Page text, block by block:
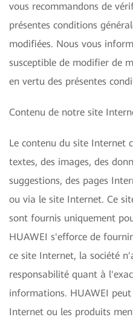
vous recommandons de
présentes conditions
modifiées. Nous vous
susceptible de modifier de
en vertu des présentes
Contenu de notre site
Le contenu du site Internet
textes, des images, des
suggestions, des pages
ou via le site Internet. Ce
sont fournis uniquement
HUAWEI s'efforce de
ce site Internet, la société
responsabilité quant à
informations. HUAWEI
Internet ou les produits